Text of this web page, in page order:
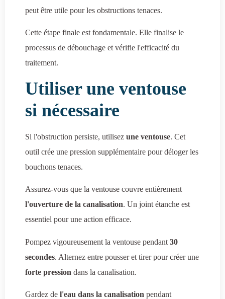
peut être utile pour les obstructions tenaces.
Cette étape finale est fondamentale. Elle finalise le
processus de débouchage et vérifie l'efficacité du
traitement.
Utiliser une ventouse
si nécessaire
Si l'obstruction persiste, utilisez une ventouse. Cet
outil crée une pression supplémentaire pour déloger les
bouchons tenaces.
Assurez-vous que la ventouse couvre entièrement
l'ouverture de la canalisation. Un joint étanche est
essentiel pour une action efficace.
Pompez vigoureusement la ventouse pendant 30
secondes. Alternez entre pousser et tirer pour créer une
forte pression dans la canalisation.
Gardez de l'eau dans la canalisation pendant